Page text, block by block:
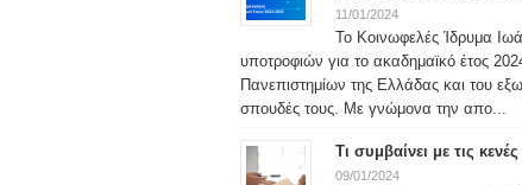
11/01/2024
Το Κοινωφελές Ίδρυμα
υποτροφιών για το ακαδημαϊκό έτος
Πανεπιστημίων της Ελλάδας και του
σπουδές τους. Με γνώμονα την απο...
Τι συμβαίνει με τις
09/01/2024